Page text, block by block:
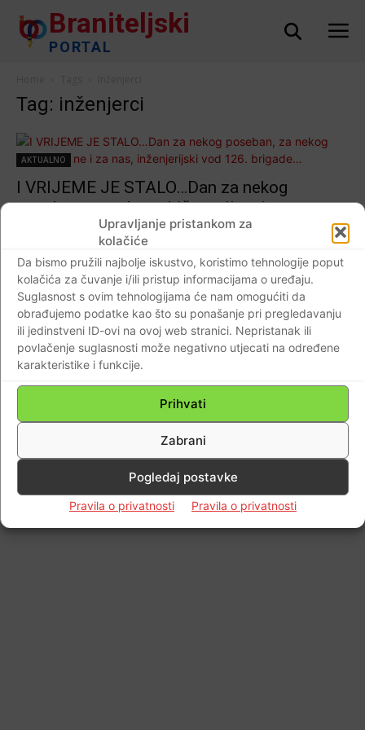
Upravljanje pristankom za
kolačiće
Da bismo pružili najbolje iskustvo, koristimo tehnologije poput
kolačića za čuvanje i/ili pristup informacijama o uređaju.
Suglasnost s ovim tehnologijama će nam omogućiti da
obrađujemo podatke kao što su ponašanje pri pregledavanju
ili jedinstveni ID-ovi na ovoj web stranici. Nepristanak ili
povlačenje suglasnosti može negativno utjecati na određene
karakteristike i funkcije.
Prihvati
Zabrani
Pogledaj postavke
Pravila o privatnosti Pravila o privatnosti
Braniteljski
PORTAL
Tag: inženjerci
AKTUALNO
I VRIJEME JE STALO…Dan za nekog
poseban, za nekog običan, ali ne i za nas,
inženjerijski vod 126. brigade…
Impressum Kontaktirajte nas Pravila o privatnosti
© Newspaper WordPress Theme by TagDiv